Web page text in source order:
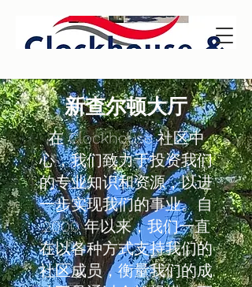
新查尔顿大厅
在 Clockhouse 社区中
心，我们致力于投资我们
的专业知识和资源，以进
一步实现我们的事业。自
2000 年以来，我们一直
在以各种方式支持我们的
社区成员，衡量我们的成